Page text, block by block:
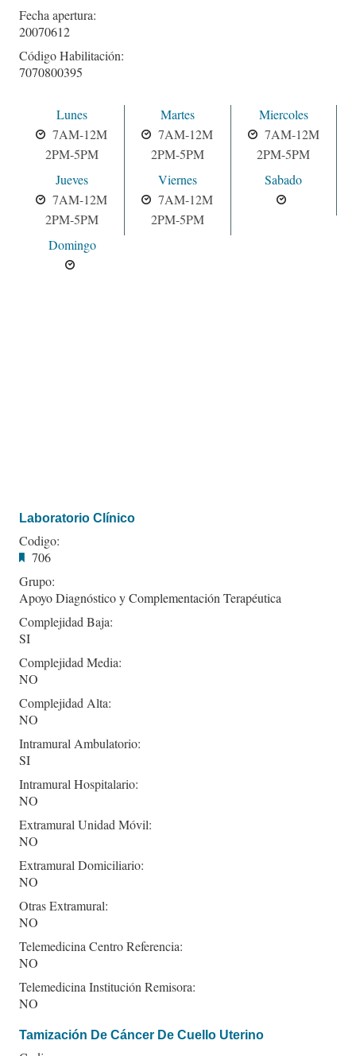
Fecha apertura:
20070612
Código Habilitación:
7070800395
Lunes
7AM-12M
2PM-5PM
Martes
7AM-12M
2PM-5PM
Miercoles
7AM-12M
2PM-5PM
Jueves
7AM-12M
2PM-5PM
Viernes
7AM-12M
2PM-5PM
Sabado
Domingo
Laboratorio Clínico
Codigo:
706
Grupo:
Apoyo Diagnóstico y Complementación Terapéutica
Complejidad Baja:
SI
Complejidad Media:
NO
Complejidad Alta:
NO
Intramural Ambulatorio:
SI
Intramural Hospitalario:
NO
Extramural Unidad Móvil:
NO
Extramural Domiciliario:
NO
Otras Extramural:
NO
Telemedicina Centro Referencia:
NO
Telemedicina Institución Remisora:
NO
Tamización De Cáncer De Cuello Uterino